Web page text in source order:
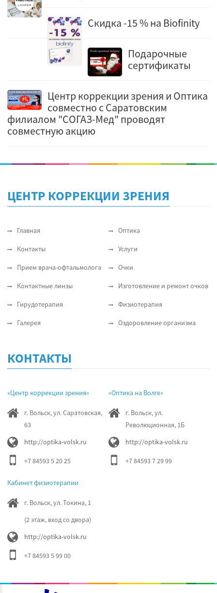
Скидка -15 % на Biofinity
Подарочные
сертификаты
Центр коррекции зрения и Оптика
совместно с Саратовским
филиалом "СОГАЗ-Мед" проводят
совместную акцию
ЦЕНТР КОРРЕКЦИИ ЗРЕНИЯ
Главная Оптика
Контакты Услуги
Прием врача-офтальмолога Очки
Контактные линзы Изготовление и ремонт очков
Гирудотерапия Физиотерапия
Галерея Оздоровление организма
КОНТАКТЫ
«Центр коррекции зрения»
г. Вольск, ул. Саратовская,
63
http://optika-volsk.ru
+7 84593 5 20 25
«Оптика на Волге»
г. Вольск, ул.
Революционная, 1Б
http://optika-volsk.ru
+7 84593 7 29 99
Кабинет физиотерапии
г. Вольск, ул. Токина, 1
(2 этаж, вход со двора)
http://optika-volsk.ru
+7 84593 5 99 00